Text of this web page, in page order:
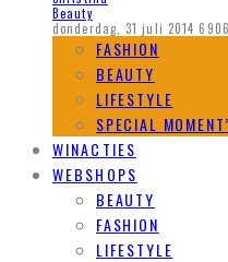
Beauty
donderdag, 31 juli 2014 6906
FASHION
BEAUTY
LIFESTYLE
SPECIAL
WINACTIES
WEBSHOPS
BEAUTY
FASHION
LIFESTYLE